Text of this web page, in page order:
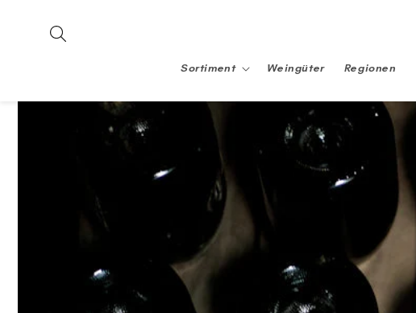
Inhalt
Sortiment Weingüter Regionen